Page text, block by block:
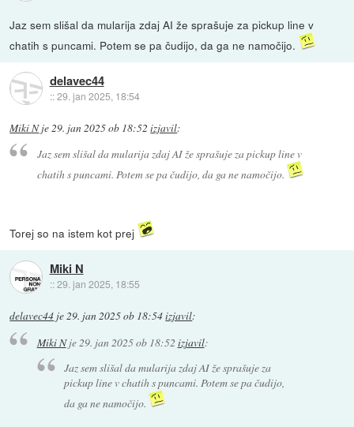
Jaz sem slišal da mularija zdaj AI že sprašuje za pickup line v
chatih s puncami. Potem se pa čudijo, da ga ne namočijo.
delavec44
::29. jan 2025, 18:54
Miki Nje 29. jan 2025 ob 18:52 izjavil:
Jaz sem slišal da mularija zdaj AI že sprašuje za pickup line v
chatih s puncami. Potem se pa čudijo, da ga ne namočijo.
Torej so na istem kot prej
Miki N
::29. jan 2025, 18:55
delavec44 je29. jan 2025 ob 18:54izjavil:
Miki Nje 29. jan 2025 ob 18:52 izjavil:
Jaz sem slišal da mularija zdaj AI že sprašuje za
pickup line v chatih s puncami. Potem se pa čudijo,
da ga ne namočijo.